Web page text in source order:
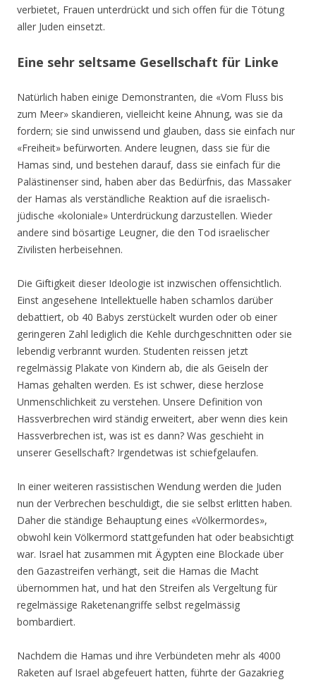
verbietet, Frauen unterdrückt und sich offen für die Tötung
aller Juden einsetzt.
Eine sehr seltsame Gesellschaft für Linke
Natürlich haben einige Demonstranten, die «Vom Fluss bis
zum Meer» skandieren, vielleicht keine Ahnung, was sie da
fordern; sie sind unwissend und glauben, dass sie einfach nur
«Freiheit» befürworten. Andere leugnen, dass sie für die
Hamas sind, und bestehen darauf, dass sie einfach für die
Palästinenser sind, haben aber das Bedürfnis, das Massaker
der Hamas als verständliche Reaktion auf die israelisch-
jüdische «koloniale» Unterdrückung darzustellen. Wieder
andere sind bösartige Leugner, die den Tod israelischer
Zivilisten herbeisehnen.
Die Giftigkeit dieser Ideologie ist inzwischen offensichtlich.
Einst angesehene Intellektuelle haben schamlos darüber
debattiert, ob 40 Babys zerstückelt wurden oder ob einer
geringeren Zahl lediglich die Kehle durchgeschnitten oder sie
lebendig verbrannt wurden. Studenten reissen jetzt
regelmässig Plakate von Kindern ab, die als Geiseln der
Hamas gehalten werden. Es ist schwer, diese herzlose
Unmenschlichkeit zu verstehen. Unsere Definition von
Hassverbrechen wird ständig erweitert, aber wenn dies kein
Hassverbrechen ist, was ist es dann? Was geschieht in
unserer Gesellschaft? Irgendetwas ist schiefgelaufen.
In einer weiteren rassistischen Wendung werden die Juden
nun der Verbrechen beschuldigt, die sie selbst erlitten haben.
Daher die ständige Behauptung eines «Völkermordes»,
obwohl kein Völkermord stattgefunden hat oder beabsichtigt
war. Israel hat zusammen mit Ägypten eine Blockade über
den Gazastreifen verhängt, seit die Hamas die Macht
übernommen hat, und hat den Streifen als Vergeltung für
regelmässige Raketenangriffe selbst regelmässig
bombardiert.
Nachdem die Hamas und ihre Verbündeten mehr als 4000
Raketen auf Israel abgefeuert hatten, führte der Gazakrieg